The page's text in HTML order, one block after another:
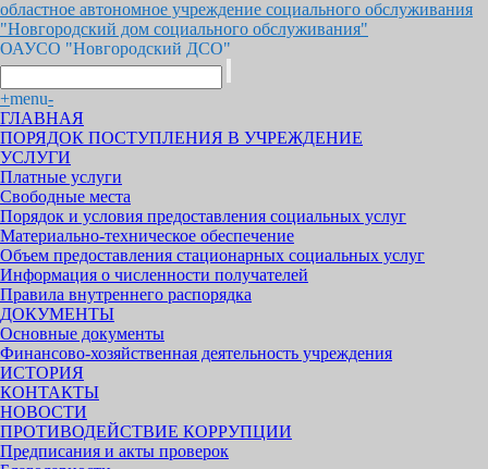
областное автономное учреждение социального обслуживания
"Новгородский дом социального обслуживания"
ОАУСО "Новгородский ДСО"
+menu-
ГЛАВНАЯ
ПОРЯДОК ПОСТУПЛЕНИЯ В УЧРЕЖДЕНИЕ
УСЛУГИ
Платные услуги
Свободные места
Порядок и условия предоставления социальных услуг
Материально-техническое обеспечение
Объем предоставления стационарных социальных услуг
Информация о численности получателей
Правила внутреннего распорядка
ДОКУМЕНТЫ
Основные документы
Финансово-хозяйственная деятельность учреждения
ИСТОРИЯ
КОНТАКТЫ
НОВОСТИ
ПРОТИВОДЕЙСТВИЕ КОРРУПЦИИ
Предписания и акты проверок